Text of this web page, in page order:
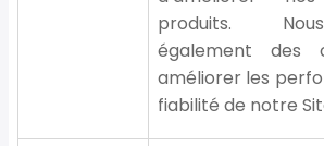
produits.
également des
améliorer les
fiabilité de notre